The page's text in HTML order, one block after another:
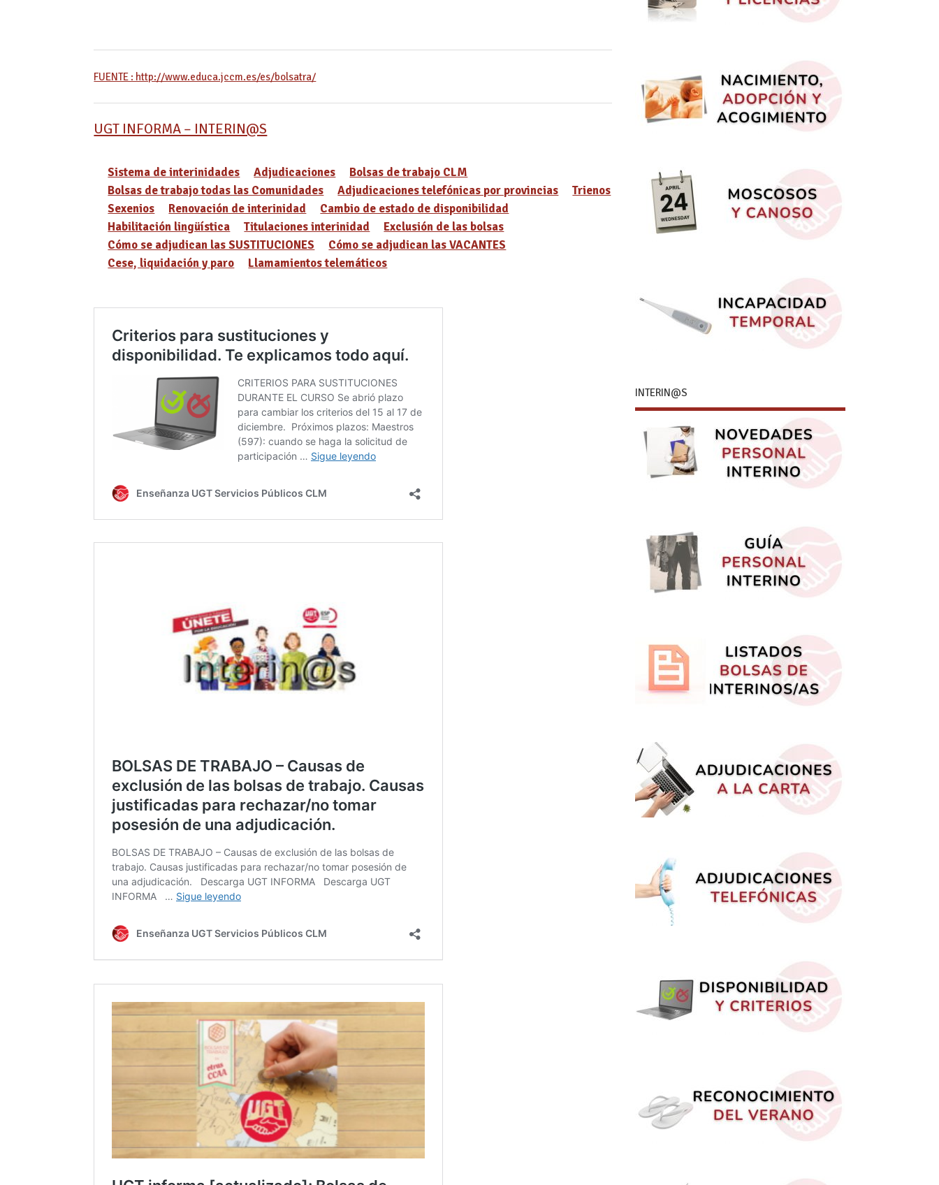
FUENTE : http://www.educa.jccm.es/es/bolsatra/
UGT INFORMA – INTERIN@S
Sistema de interinidades Adjudicaciones
Bolsas de trabajo CLM
Bolsas de trabajo todas las Comunidades
Adjudicaciones telefónicas por provincias
Trienos
Sexenios
Renovación de interinidad
Cambio de estado de disponibilidad
Habilitación lingüística
Titulaciones interinidad
Exclusión de las bolsas
Cómo se adjudican las SUSTITUCIONES
Cómo se adjudican las VACANTES
Cese, liquidación y paro
Llamamientos telemáticos
INTERIN@S